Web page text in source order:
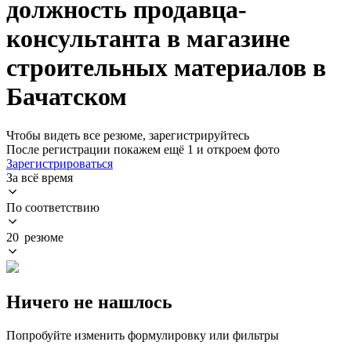
должность продавца-
консультанта в магазине
строительных материалов в
Бачатском
Чтобы видеть все резюме, зарегистрируйтесь
После регистрации покажем ещё 1 и откроем фото
Зарегистрироваться
За всё время
По соответствию
20 резюме
Ничего не нашлось
Попробуйте изменить формулировку или фильтры